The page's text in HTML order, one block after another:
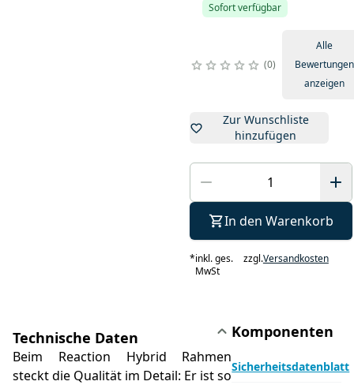
Sofort verfügbar
0
Alle
Bewertungen
anzeigen
Zur Wunschliste
hinzufügen
In den Warenkorb
*inkl. ges.
MwSt
zzgl.Versandkosten
Technische Daten
Beim Reaction Hybrid Rahmen
steckt die Qualität im Detail: Er ist so
Komponenten
Sicherheitsdatenblatt